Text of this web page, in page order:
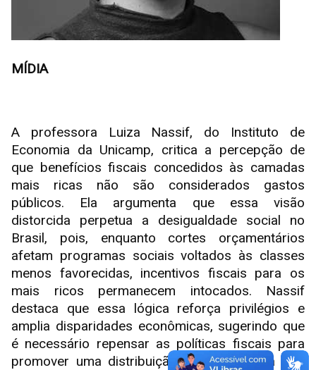
MÍDIA
A professora Luiza Nassif, do Instituto de
Economia da Unicamp, critica a percepção de
que benefícios fiscais concedidos às camadas
mais ricas não são considerados gastos
públicos. Ela argumenta que essa visão
distorcida perpetua a desigualdade social no
Brasil, pois, enquanto cortes orçamentários
afetam programas sociais voltados às classes
menos favorecidas, incentivos fiscais para os
mais ricos permanecem intocados. Nassif
destaca que essa lógica reforça privilégios e
amplia disparidades econômicas, sugerindo que
é necessário repensar as políticas fiscais para
promover uma distribuição mais equitativa dos